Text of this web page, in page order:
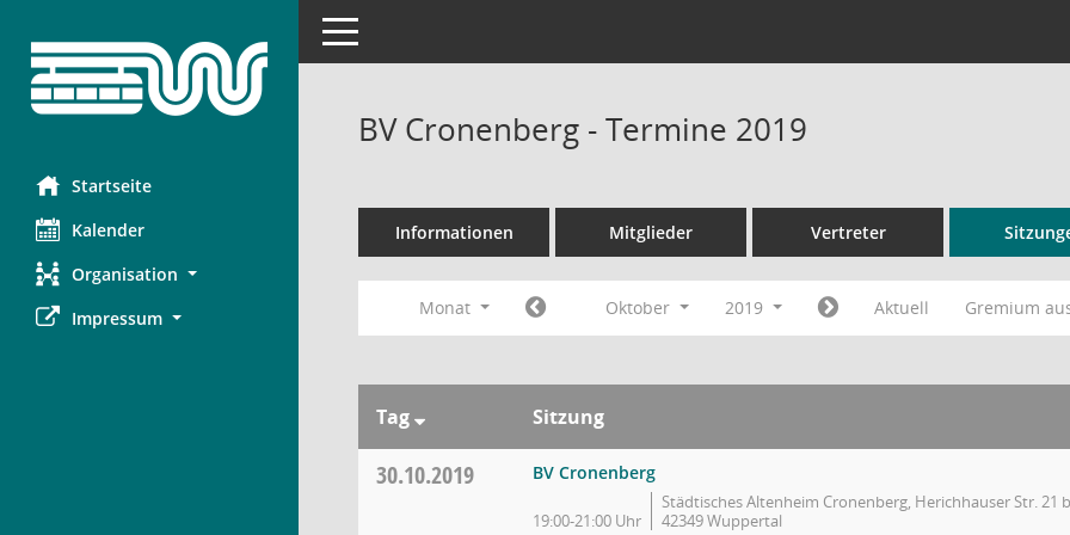
Startseite
Kalender
Organisation
Impressum
Toggle navigation
BV Cronenberg - Termine 2019
Informationen Mitglieder Vertreter
Monat Oktober 2019 Aktuell Gremium
Tag Sitzung
30.10.2019 BV Cronenberg
19:00-21:00 Uhr
Städtisches Altenheim Cronenberg, Herichhauser Str. 21 b
42349 Wuppertal